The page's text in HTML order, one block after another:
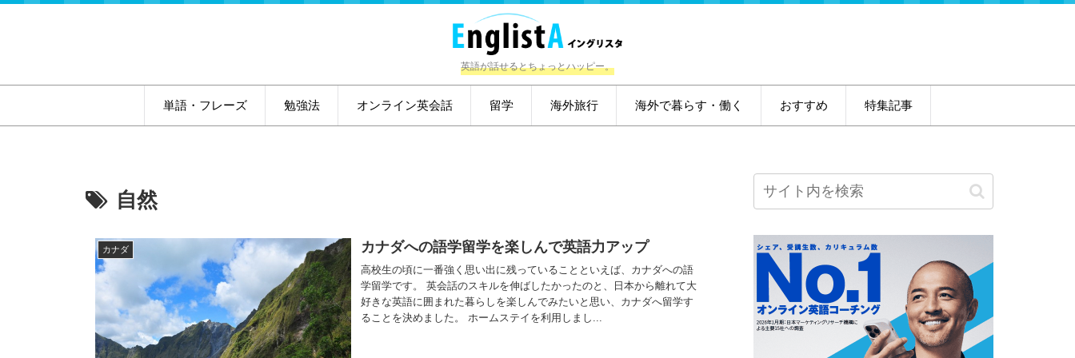
英語が話せるとちょっとハッピー。
単語・フレーズ 勉強法 オンライン英会話 留学 海外旅行 海外で暮らす・働く おすすめ 特集記事
自然
カナダ カナダへの語学留学を楽しんで英語力アップ
高校生の頃に一番強く思い出に残っていることといえば、カナダへの語
学留学です。 英会話のスキルを伸ばしたかったのと、日本から離れて大
好きな英語に囲まれた暮らしを楽しんでみたいと思い、カナダへ留学す
ることを決めました。 ホームステイを利用しまし...